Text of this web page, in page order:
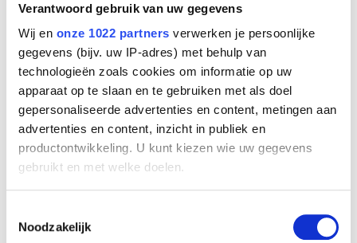
Verantwoord gebruik van uw gegevens
Wij en onze 1022 partners verwerken je persoonlijke
gegevens (bijv. uw IP-adres) met behulp van
technologieën zoals cookies om informatie op uw
apparaat op te slaan en te gebruiken met als doel
gepersonaliseerde advertenties en content, metingen aan
advertenties en content, inzicht in publiek en
productontwikkeling. U kunt kiezen wie uw gegevens
gebruikt en met welke doelen.
Informatie verzamelen over uw geografische
Noodzakelijk
Een windmolen